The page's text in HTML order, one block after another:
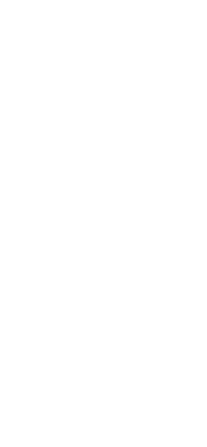
عضو
عضو
دکتری